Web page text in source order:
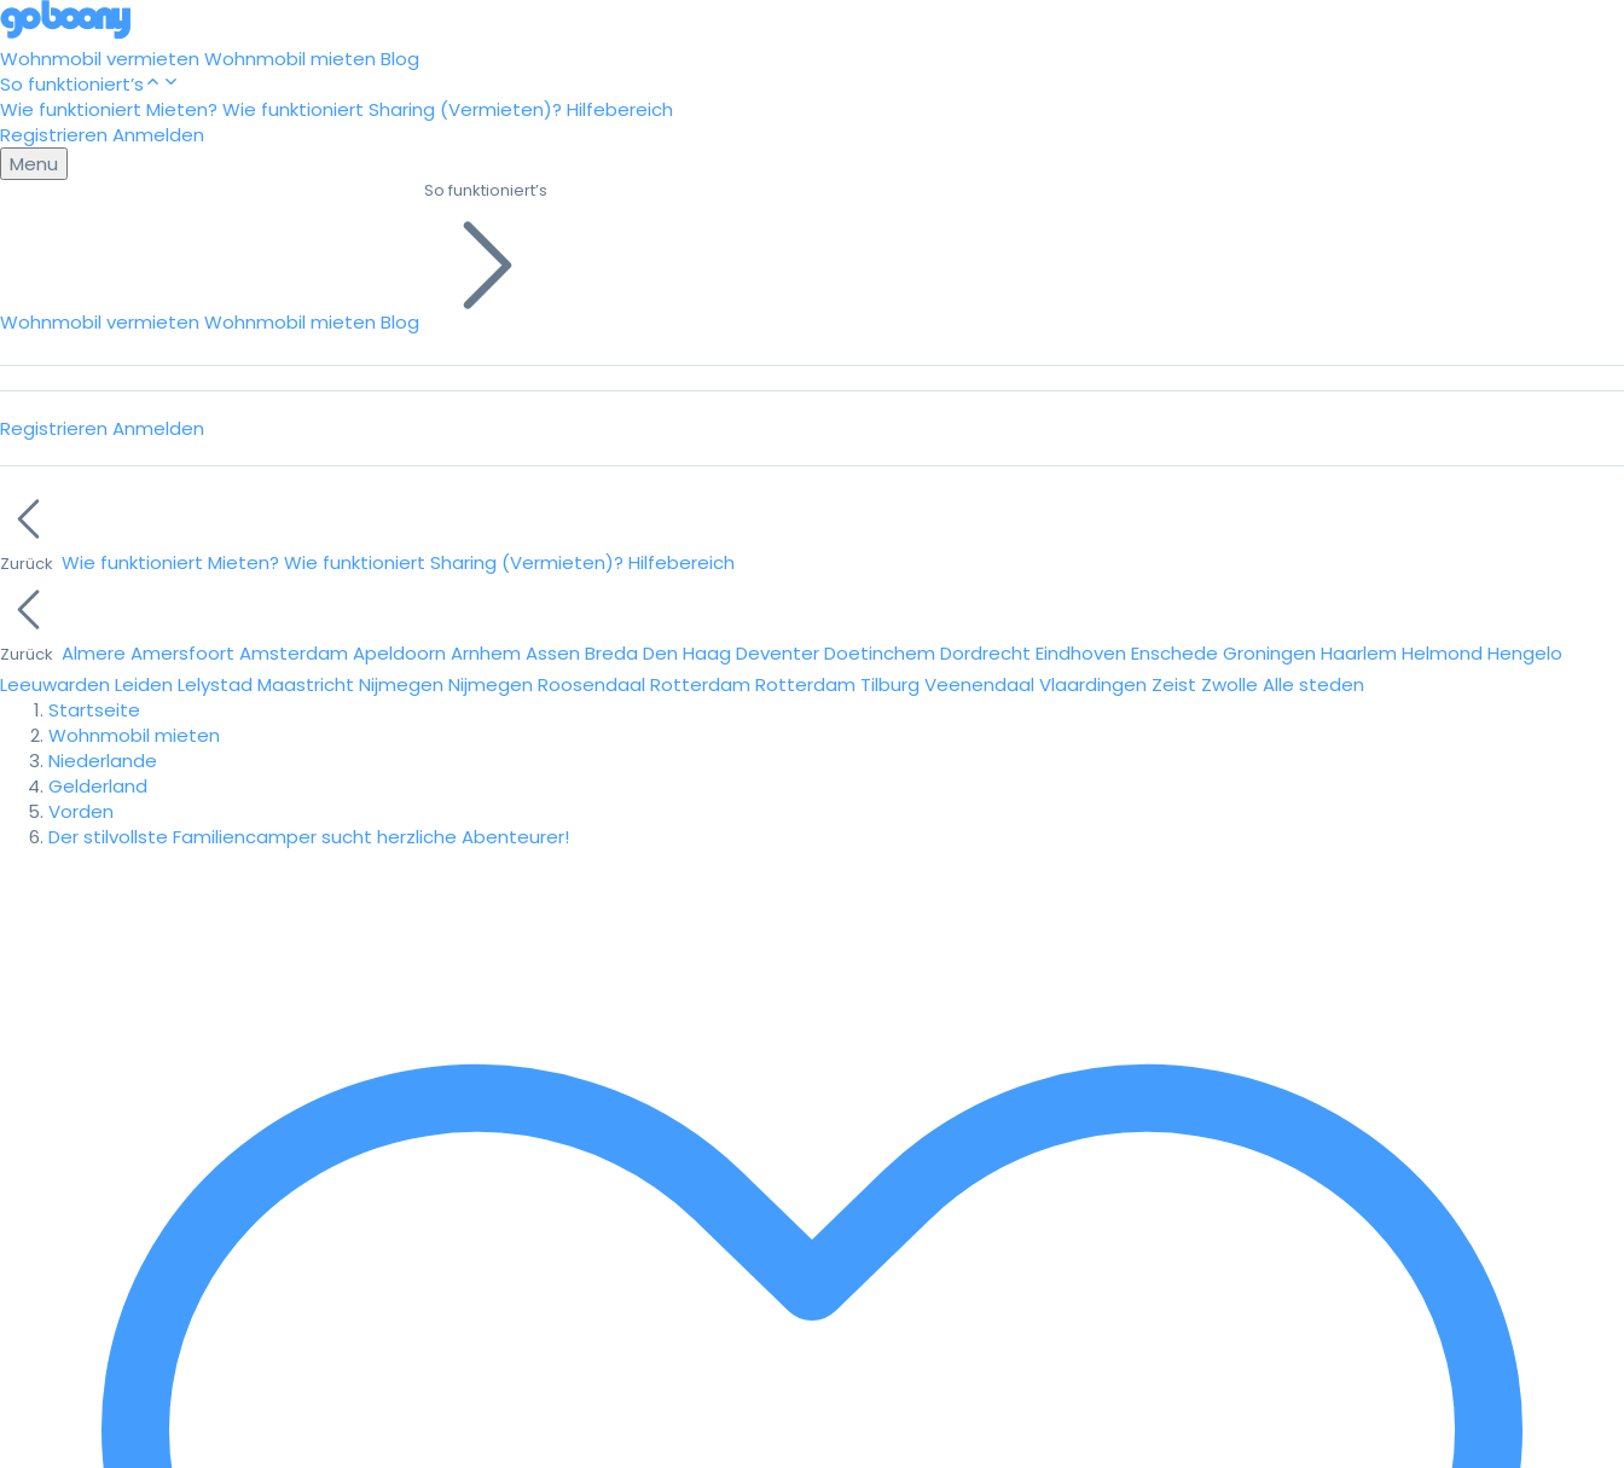
Wohnmobil vermieten Wohnmobil mieten Blog
So funktioniert’s
Wie funktioniert Mieten? Wie funktioniert Sharing (Vermieten)? Hilfebereich
Registrieren Anmelden
Menu
Wohnmobil vermieten Wohnmobil mieten Blog
So funktioniert’s
Registrieren Anmelden
Zurück Wie funktioniert Mieten? Wie funktioniert Sharing (Vermieten)? Hilfebereich
Zurück Almere Amersfoort Amsterdam Apeldoorn Arnhem Assen Breda Den Haag DeventerDoetinchem Dordrecht Eindhoven Enschede Groningen Haarlem Helmond Hengelo
Leeuwarden Leiden Lelystad Maastricht Nijmegen Nijmegen Roosendaal Rotterdam Rotterdam Tilburg Veenendaal Vlaardingen Zeist Zwolle Alle steden
Startseite
Wohnmobil mieten
Niederlande
Gelderland
Vorden
Der stilvollste Familiencamper sucht herzliche Abenteurer!